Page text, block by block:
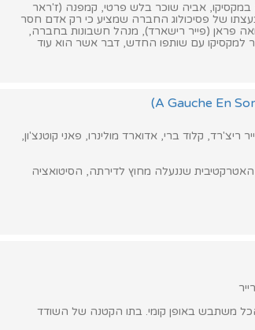
אביה שוכר בלש פרטי, קמפנה (ז'ראר
של פסיכולוג החברה שמציע כי רק אדם חסר
פראן (פייר רישארד), מנהל חשבונות בחברה,
למקסיקו עם שותפו החדש, דבר אשר הוא עוד
קלוד ברי, אדוארד מולינרו, פאני קוטנצ'ון,
האטרקטיבית שננעלה מחוץ לדירתה, הסיטואציה
משתבש באופן קומי. בתו הקטנה של השודד